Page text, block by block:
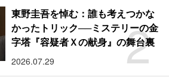
2
東野圭吾を悼む：誰も考えつかな
かったトリック──ミステリーの金
字塔『容疑者Ｘの献身』の舞台裏
2026.07.29